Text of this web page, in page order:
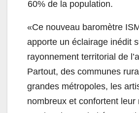
60% de la population.
«Ce nouveau baromètre
apporte un éclairage inédit
rayonnement territorial de
Partout, des communes
grandes métropoles, les
nombreux et confortent leur